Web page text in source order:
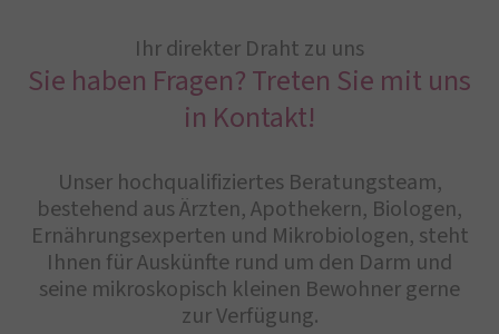
Ihr direkter Draht zu uns
Sie haben Fragen? Treten Sie mit uns
in Kontakt!
Unser hochqualifiziertes Beratungsteam,
bestehend aus Ärzten, Apothekern, Biologen,
Ernährungsexperten und Mikrobiologen, steht
Ihnen für Auskünfte rund um den Darm und
seine mikroskopisch kleinen Bewohner gerne
zur Verfügung.